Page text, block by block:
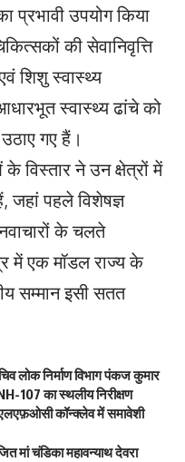
उपयोग किया
की सेवानिवृत्ति
शिशु स्वास्थ्य
स्वास्थ्य ढांचे को
गए हैं।
विस्तार ने उन क्षेत्रों में
जहां पहले विशेषज्ञ
के चलते
में एक मॉडल राज्य के
सम्मान इसी सतत
लोक निर्माण विभाग पंकज कुमार
107 का स्थलीय निरीक्षण
कॉन्क्लेव में समावेशी
मां चंडिका महावन्याथ देवरा